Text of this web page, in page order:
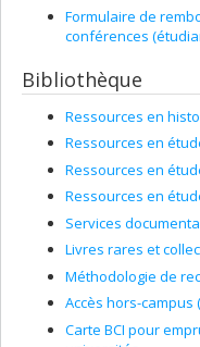
Formulaire de
conférences
Bibliothèque
Ressources en
Ressources en
Ressources en
Ressources en
Services
Livres rares et
Méthodologie de
Accès hors-campus
Carte BCI pour